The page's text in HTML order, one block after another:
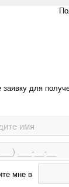
заявку для
мне в